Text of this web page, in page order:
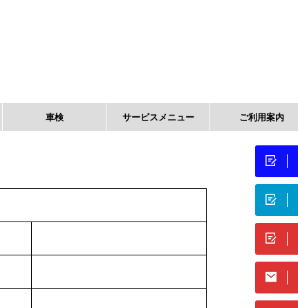
車検 サービスメニュー ご利用案内